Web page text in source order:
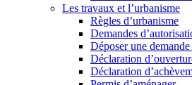
Les travaux et l’urbanisme
Règles d’urbanisme
Demandes
Déposer une
Déclaration
Déclaration